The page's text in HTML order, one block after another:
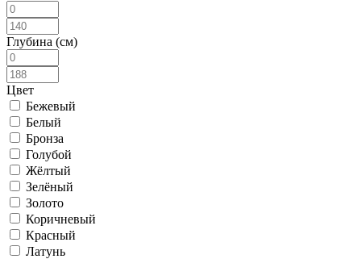
Глубина (см)
Цвет
Бежевый
Белый
Бронза
Голубой
Жёлтый
Зелёный
Золото
Коричневый
Красный
Латунь